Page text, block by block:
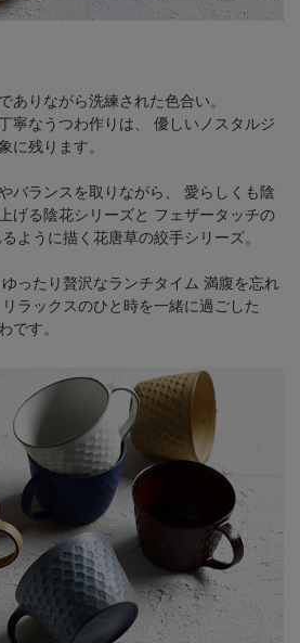
ありながら洗練された色合い。
寧なうつわ作りは、
優しいノスタルジ
に残ります。
バランスを取りながら、
愛らしくも陰
げる陰花シリーズと フェザータッチの
ように描く花唐草の絞手シリーズ。
ゆったり贅沢なランチタイム 満腹を忘れ
リラックスのひと時を一緒に過ごした
です。